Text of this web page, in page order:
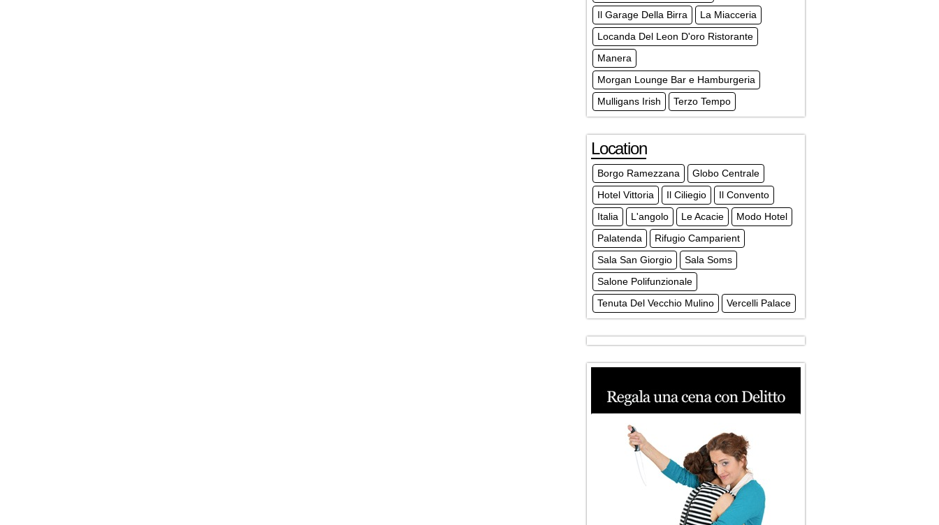
Il Garage Della Birra
La Miacceria
Locanda Del Leon D'oro Ristorante
Manera
Morgan Lounge Bar e Hamburgeria
Mulligans Irish
Terzo Tempo
Location
Borgo Ramezzana
Globo Centrale
Hotel Vittoria
Il Ciliegio
Il Convento
Italia
L'angolo Le Acacie
Modo Hotel
Palatenda
Rifugio Camparient
Sala San Giorgio
Sala Soms
Salone Polifunzionale
Tenuta Del Vecchio Mulino
Vercelli Palace